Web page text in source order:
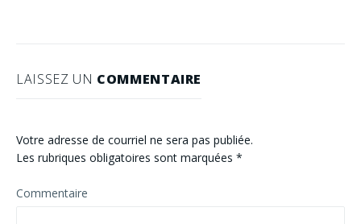
LAISSEZ UN COMMENTAIRE
Votre adresse de courriel ne sera pas publiée.
Les rubriques obligatoires sont marquées *
Commentaire